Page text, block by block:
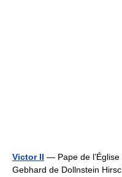
Victor II — Pape de
Gebhard de Dollnstein